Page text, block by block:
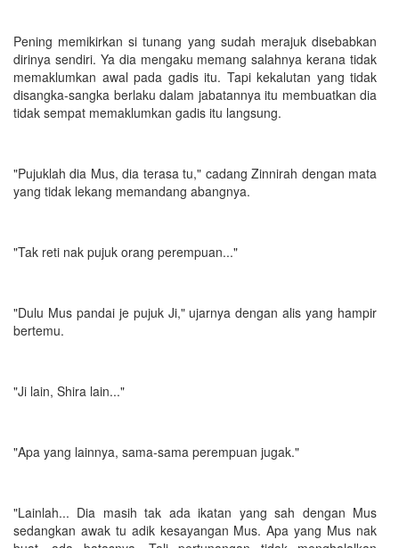
Pening memikirkan si tunang yang sudah merajuk disebabkan
dirinya sendiri. Ya dia mengaku memang salahnya kerana tidak
memaklumkan awal pada gadis itu. Tapi kekalutan yang tidak
disangka-sangka berlaku dalam jabatannya itu membuatkan dia
tidak sempat memaklumkan gadis itu langsung.
"Pujuklah dia Mus, dia terasa tu," cadang Zinnirah dengan mata
yang tidak lekang memandang abangnya.
"Tak reti nak pujuk orang perempuan..."
"Dulu Mus pandai je pujuk Ji," ujarnya dengan alis yang hampir
bertemu.
"Ji lain, Shira lain..."
"Apa yang lainnya, sama-sama perempuan jugak."
"Lainlah... Dia masih tak ada ikatan yang sah dengan Mus
sedangkan awak tu adik kesayangan Mus. Apa yang Mus nak